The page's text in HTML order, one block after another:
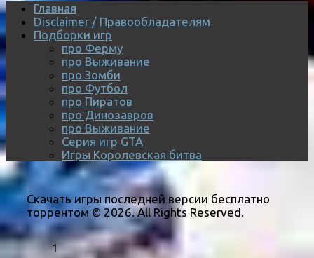
Главная
Disclaimer / Правообладателям
Подборки игр
про Ферму
про Выживание
про Зомби
про Футбол
про Пиратов
про Динозавров
про Выживание
Серия игр GTA
Игры Королевская битва
Скачать игры последней версии бесплатно
торрентом © 2026. All Rights Reserved.
1